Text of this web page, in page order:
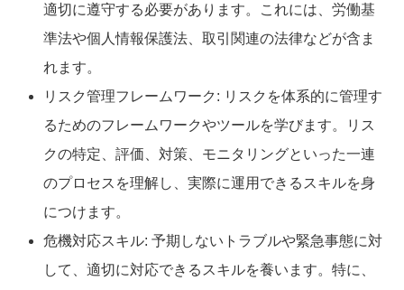
適切に遵守する必要があります。これには、労働基
準法や個人情報保護法、取引関連の法律などが含ま
れます。
リスク管理フレームワーク: リスクを体系的に管理す
るためのフレームワークやツールを学びます。リス
クの特定、評価、対策、モニタリングといった一連
のプロセスを理解し、実際に運用できるスキルを身
につけます。
危機対応スキル: 予期しないトラブルや緊急事態に対
して、適切に対応できるスキルを養います。特に、